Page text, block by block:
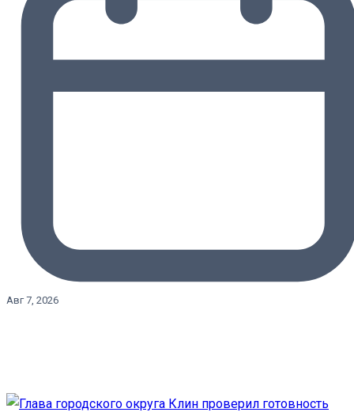
Авг 7, 2026